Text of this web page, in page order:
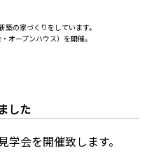
の家づくりをしています。
オープンハウス）を開催。
した
会を開催致します。